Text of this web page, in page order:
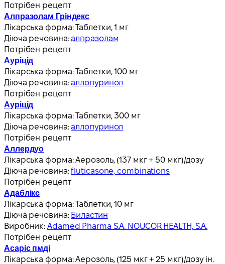
Потрібен рецепт
Алпразолам Гріндекс
Лікарська форма:Таблетки, 1 мг
Діюча речовина:алпразолам
Потрібен рецепт
Ауріцід
Лікарська форма:Таблетки, 100 мг
Діюча речовина:аллопуринол
Потрібен рецепт
Ауріцід
Лікарська форма:Таблетки, 300 мг
Діюча речовина:аллопуринол
Потрібен рецепт
Аллердуо
Лікарська форма:Аерозоль, (137 мкг + 50 мкг)/дозу
Діюча речовина:fluticasone, combinations
Потрібен рецепт
Адаблікс
Лікарська форма:Таблетки, 10 мг
Діюча речовина: Биластин
Виробник:Adamed Pharma S.A. NOUCOR HEALTH, S.A.
Потрібен рецепт
Асаріс пмді
Лікарська форма:Аерозоль, (125 мкг + 25 мкг)/дозу ін.